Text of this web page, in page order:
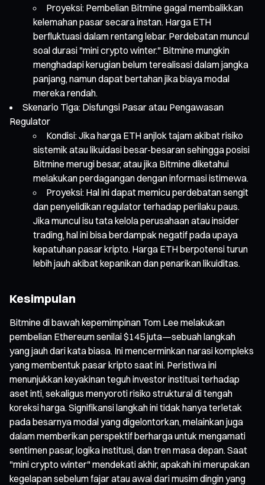
Proyeksi: Pembelian Bitmine gagal membalikkan
kelemahan pasar secara instan. Harga ETH
berfluktuasi dalam rentang lebar. Perdebatan muncul
soal durasi "mini crypto winter." Bitmine mungkin
menghadapi kerugian belum terealisasi dalam jangka
panjang, namun dapat bertahan jika biaya modal
mereka rendah.
Skenario Tiga: Disfungsi Pasar atau Pengawasan
Regulator
Kondisi: Jika harga ETH anjlok tajam akibat risiko
sistemik atau likuidasi besar-besaran sehingga posisi
Bitmine merugi besar, atau jika Bitmine diketahui
melakukan perdagangan dengan informasi istimewa.
Proyeksi: Hal ini dapat memicu perdebatan sengit
dan penyelidikan regulator terhadap perilaku paus.
Jika muncul isu tata kelola perusahaan atau insider
trading, hal ini bisa berdampak negatif pada upaya
kepatuhan pasar kripto. Harga ETH berpotensi turun
lebih jauh akibat kepanikan dan penarikan likuiditas.
Kesimpulan
Bitmine di bawah kepemimpinan Tom Lee melakukan
pembelian Ethereum senilai $145 juta—sebuah langkah
yang jauh dari kata biasa. Ini mencerminkan narasi kompleks
yang membentuk pasar kripto saat ini. Peristiwa ini
menunjukkan keyakinan teguh investor institusi terhadap
aset inti, sekaligus menyoroti risiko struktural di tengah
koreksi harga. Signifikansi langkah ini tidak hanya terletak
pada besarnya modal yang digelontorkan, melainkan juga
dalam memberikan perspektif berharga untuk mengamati
sentimen pasar, logika institusi, dan tren masa depan. Saat
"mini crypto winter" mendekati akhir, apakah ini merupakan
kegelapan sebelum fajar atau awal dari musim dingin yang